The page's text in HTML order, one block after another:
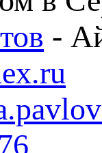
-